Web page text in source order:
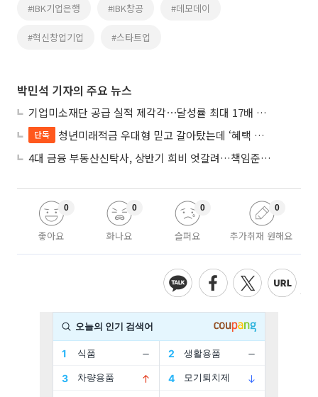
#IBK기업은행 #IBK창공 #데모데이
#혁신창업기업 #스타트업
박민석 기자의 주요 뉴스
기업미소재단 공급 실적 제각각⋯달성률 최대 17배 차이
단독
청년미래적금 우대형 믿고 갈아탔는데 ‘혜택 반토막’…심사 오류에 가입자 혼선
4대 금융 부동산신탁사, 상반기 희비 엇갈려…책임준공 손실 반영 시점이 갈랐다
좋아요
0
화나요
0
슬퍼요
0
추가취재 원해요
0